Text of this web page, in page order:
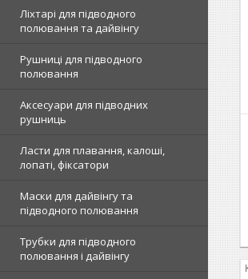
Ліхтарі для підводного
полювання та дайвінгу
Рушниці для підводного
полювання
Аксесуари для підводних
рушниць
Ласти для плавання, калоші,
лопаті, фіксатори
Маски для дайвінгу та
підводного полювання
Трубки для підводного
полювання і дайвінгу